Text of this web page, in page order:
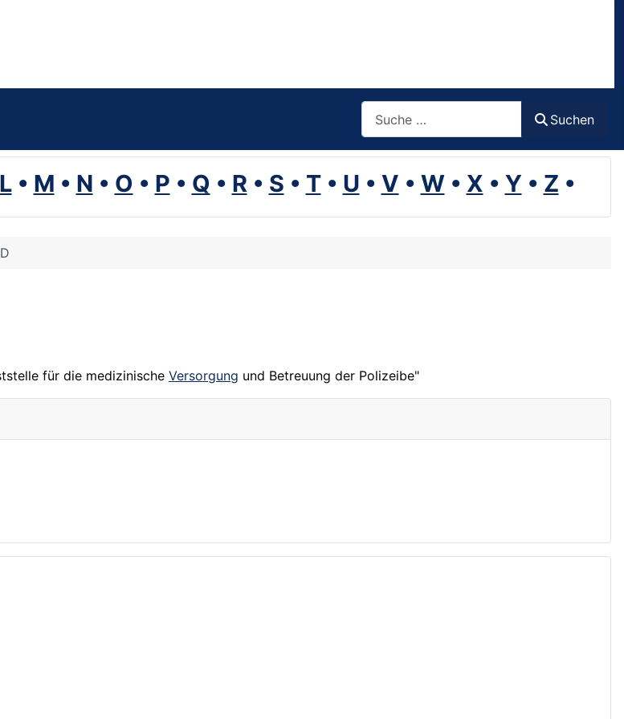
Suchen
L• M • N • O • P • Q • R• S • T• U • V • W• X • Y • Z •
für die medizinische Versorgung und Betreuung der Polizeibe"